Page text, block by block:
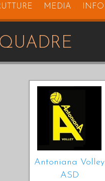
MEDIA INFO
Antoniana Volley
ASD